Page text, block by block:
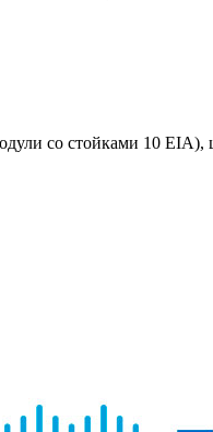
со стойками 10